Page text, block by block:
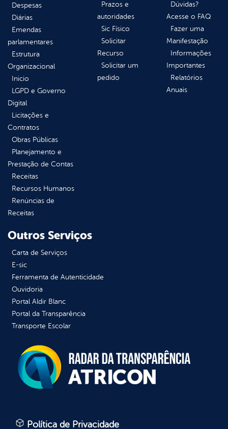
Despesas
Diárias
Emendas
parlamentares
Estrutura
Organizacional
Inicio
LGPD e Governo
Digital
Licitações e
Contratos
Obras Públicas
Planejamento e
Prestação de Contas
Receitas
Recursos Humanos
Renúncias de
Receitas
Prazos e
autoridades
Sic Físico
Solicitar
Recurso
Solicitar um
pedido
Dúvidas?
Acesse o FAQ
Fazer uma
Manifestação
Informações
Importantes
Relatórios
Anuais
Outros Serviços
Carta de Serviços
E-sic
Ferramenta de Autenticidade
Ouvidoria
Portal Aldir Blanc
Portal da Transparência
Transporte Escolar
Política de Privacidade